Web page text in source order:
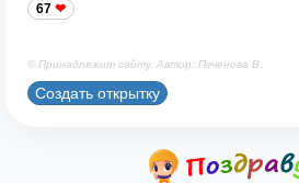
67
© Принадлежит сайту. Автор: Печенова В.
Создать открытку